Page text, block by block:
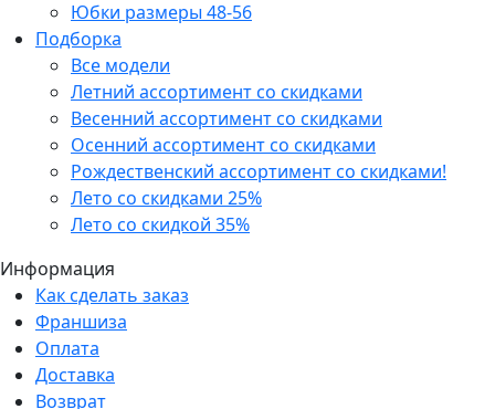
Юбки размеры 48-56
Подборка
Все модели
Летний ассортимент со скидками
Весенний ассортимент со скидками
Осенний ассортимент со скидками
Рождественский ассортимент со скидками!
Лето со скидками 25%
Лето со скидкой 35%
Информация
Как сделать заказ
Франшиза
Оплата
Доставка
Возврат